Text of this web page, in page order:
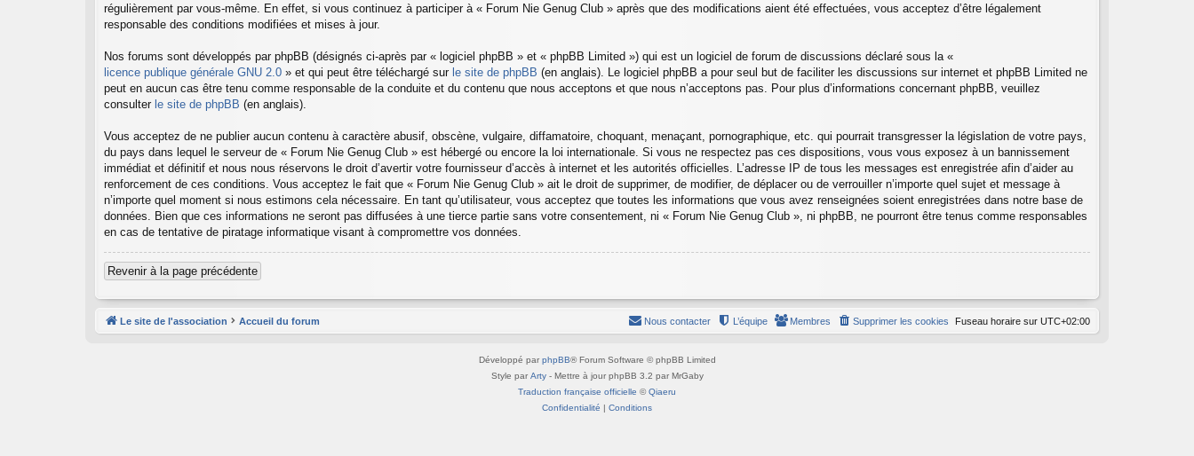
régulièrement par vous-même. En effet, si vous continuez à participer à « Forum Nie Genug Club » après que des modifications aient été effectuées, vous acceptez d’être légalement
responsable des conditions modifiées et mises à jour.
Nos forums sont développés par phpBB (désignés ci-après par « logiciel phpBB » et « phpBB Limited ») qui est un logiciel de forum de discussions déclaré sous la «
licence publique générale GNU 2.0 » et qui peut être téléchargé sur le site de phpBB (en anglais). Le logiciel phpBB a pour seul but de faciliter les discussions sur internet et phpBB Limited ne
peut en aucun cas être tenu comme responsable de la conduite et du contenu que nous acceptons et que nous n’acceptons pas. Pour plus d’informations concernant phpBB, veuillez
consulter le site de phpBB (en anglais).
Vous acceptez de ne publier aucun contenu à caractère abusif, obscène, vulgaire, diffamatoire, choquant, menaçant, pornographique, etc. qui pourrait transgresser la législation de votre pays,
du pays dans lequel le serveur de « Forum Nie Genug Club » est hébergé ou encore la loi internationale. Si vous ne respectez pas ces dispositions, vous vous exposez à un bannissement
immédiat et définitif et nous nous réservons le droit d’avertir votre fournisseur d’accès à internet et les autorités officielles. L’adresse IP de tous les messages est enregistrée afin d’aider au
renforcement de ces conditions. Vous acceptez le fait que « Forum Nie Genug Club » ait le droit de supprimer, de modifier, de déplacer ou de verrouiller n’importe quel sujet et message à
n’importe quel moment si nous estimons cela nécessaire. En tant qu’utilisateur, vous acceptez que toutes les informations que vous avez renseignées soient enregistrées dans notre base de
données. Bien que ces informations ne seront pas diffusées à une tierce partie sans votre consentement, ni « Forum Nie Genug Club », ni phpBB, ne pourront être tenus comme responsables
en cas de tentative de piratage informatique visant à compromettre vos données.
Revenir à la page précédente
Le site de l'association Accueil du forum Fuseau horaire sur UTC+02:00
Supprimer les cookies
Membres
L’équipe
Nous contacter
Développé par phpBB® Forum Software © phpBB Limited
Style par Arty- Mettre à jour phpBB 3.2 par MrGaby
Traduction française officielle ©Qiaeru
Confidentialité | Conditions